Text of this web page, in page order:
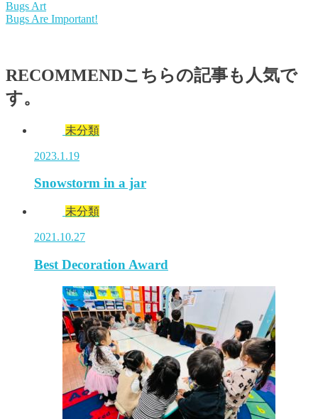
Bugs Art
Bugs Are Important!
RECOMMENDこちらの記事も人気で
す。
未分類
2023.1.19
Snowstorm in a jar
未分類
2021.10.27
Best Decoration Award